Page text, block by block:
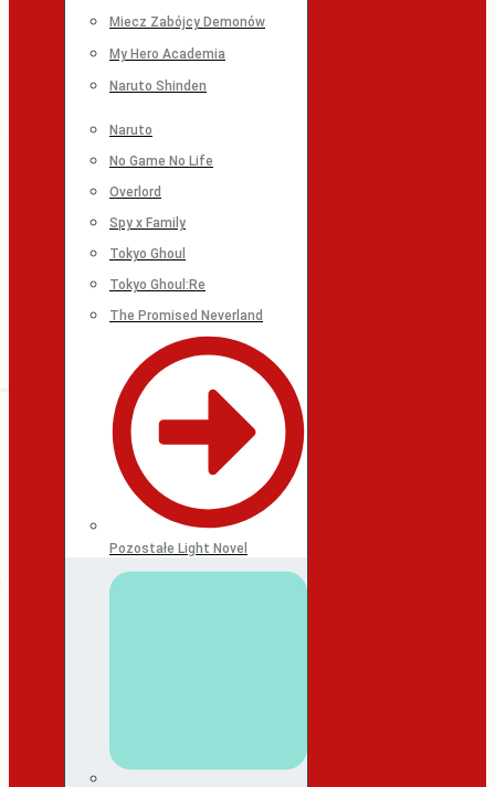
Miecz Zabójcy Demonów
My Hero Academia
Naruto Shinden
Naruto
No Game No Life
Overlord
Spy x Family
Tokyo Ghoul
Tokyo Ghoul:Re
The Promised Neverland
Pozostałe Light Novel